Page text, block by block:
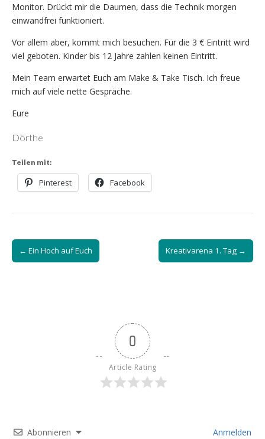
Monitor. Drückt mir die Daumen, dass die Technik morgen
einwandfrei funktioniert.
Vor allem aber, kommt mich besuchen. Für die 3 € Eintritt wird
viel geboten. Kinder bis 12 Jahre zahlen keinen Eintritt.
Mein Team erwartet Euch am Make & Take Tisch. Ich freue
mich auf viele nette Gespräche.
Eure
Dörthe
Teilen mit:
Pinterest Facebook
Post
navigation
← Ein Hoch auf Euch Kreativarena 1. Tag →
0
Article Rating
Abonnieren Anmelden